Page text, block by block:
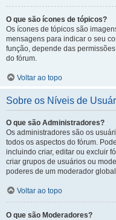
O que são ícones de tópicos?
Os ícones de tópicos são
mensagens para indicar o seu
função, depende das
do fórum.
Voltar ao topo
Sobre os Níveis de
O que são Administradores?
Os administradores são os
todos os aspectos do fórum.
incluindo criar, editar ou excluir
criar grupos de usuários ou
poderes de um moderador
Voltar ao topo
O que são Moderadores?